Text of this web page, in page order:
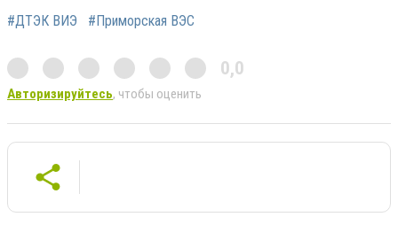
#ДТЭК ВИЭ #Приморская ВЭС
0,0
Авторизируйтесь, чтобы оценить